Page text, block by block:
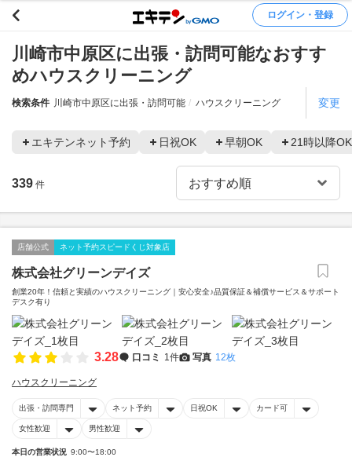
ログイン・登録
川崎市中原区に出張・訪問可能なおすす
めハウスクリーニング
検索条件 川崎市中原区に出張・訪問可能 ハウスクリーニング 変更
エキテンネット予約 日祝OK 早朝OK 21時以降OK
339 件
店舗公式 ネット予約スピードくじ対象店
株式会社グリーンデイズ
創業20年！信頼と実績のハウスクリーニング｜安心安全♪品質保証＆補償サービス＆サポート
デスク有り
3.28 口コミ 1件 写真 12枚
ハウスクリーニング
出張・訪問専門 ネット予約 日祝OK カード可
女性歓迎 男性歓迎
本日の営業状況 9:00〜18:00